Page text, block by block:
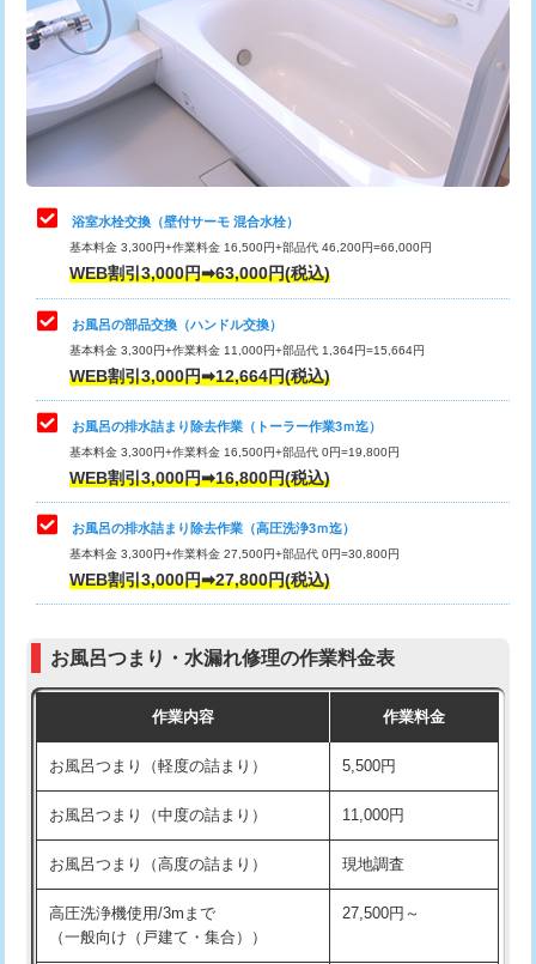
カメラ調査 33,000円
桝清掃 8,800円
止水・漏水調査・防水処理・清掃・修
理・調整・分解・加工など（軽作業）
止水・漏水調査・防水処理・清掃・修
理・調整・分解・加工など（中作業）
22,000円
止水・漏水調査・防水処理・清掃・修
理・調整・分解・加工など（重作業）
33,000円
トイレタンク脱着
トイレ便器脱着
タンクレストイレ脱着 33,000円
小便器トイレ脱着
その他部品の脱着 8,800円～
交換・取付（タンク）
交換・取付（普通便座） 11,000円+材料費
交換・取付（温水洗浄便座） 16,500円+材料費
交換・取付(単水栓（壁付・デッキ
式）)
13,200円+材料費
交換・取付(混合水栓（壁付・デッキ
式・ワンホール）)
16,500円+材料費
交換・取付(排水栓・排水トラップ
（P/S/ポップアップ））
22,000円+材料費
浴室水栓交換（壁付サーモ 混合水栓）
基本料金 3,300円+作業料金 16,500円+部品代 46,200円=66,000円
WEB割引3,000円➡63,000円(税込)
お風呂の部品交換（ハンドル交換）
基本料金 3,300円+作業料金 11,000円+部品代 1,364円=15,664円
WEB割引3,000円➡12,664円(税込)
お風呂の排水詰まり除去作業（トーラー作業3ｍ迄）
基本料金 3,300円+作業料金 16,500円+部品代 0円=19,800円
WEB割引3,000円➡16,800円(税込)
お風呂の排水詰まり除去作業（高圧洗浄3ｍ迄）
基本料金 3,300円+作業料金 27,500円+部品代 0円=30,800円
WEB割引3,000円➡27,800円(税込)
お風呂つまり・水漏れ修理の作業料金表
作業内容 作業料金
お風呂つまり（軽度の詰まり） 5,500円
お風呂つまり（中度の詰まり） 11,000円
お風呂つまり（高度の詰まり） 現地調査
高圧洗浄機使用/3mまで
（一般向け（戸建て・集合））
27,500円～